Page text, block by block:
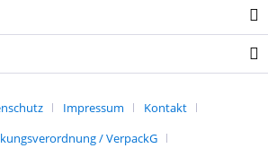
Impressum
Kontakt
/ VerpackG